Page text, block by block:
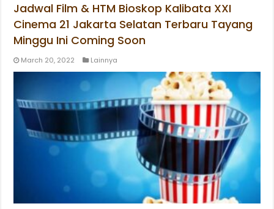
Jadwal Film & HTM Bioskop Kalibata XXI
Cinema 21 Jakarta Selatan Terbaru Tayang
Minggu Ini Coming Soon
March 20, 2022 Lainnya